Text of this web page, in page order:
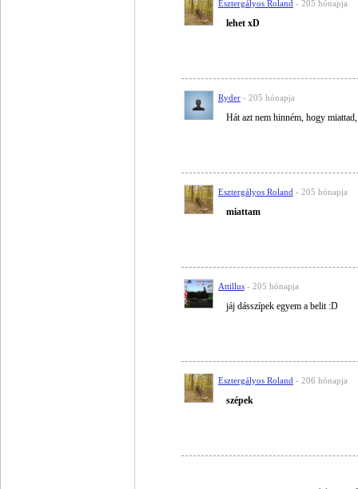
Esztergályos Roland - 205 hónapja
lehet xD
Ryder - 205 hónapja
Hát azt nem hinném, hogy
Esztergályos Roland - 205 hónapja
miattam
Attillus - 205 hónapja
jáj dásszípek egyem a belit :D
Esztergályos Roland - 206 hónapja
szépek